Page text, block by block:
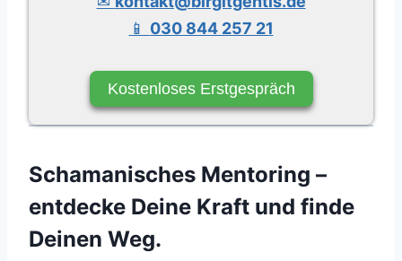
📱 030 844 257 21
Kostenloses Erstgespräch
Schamanisches Mentoring –
entdecke Deine Kraft und finde
Deinen Weg.